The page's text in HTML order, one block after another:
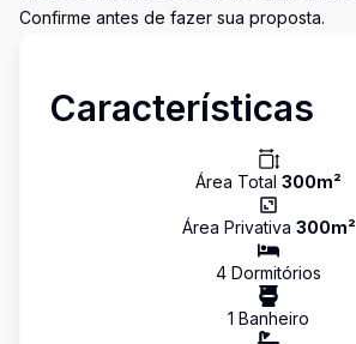
Confirme antes de fazer sua proposta.
Características
Área Total 300m²
Área Privativa 300m²
4 Dormitórios
1 Banheiro